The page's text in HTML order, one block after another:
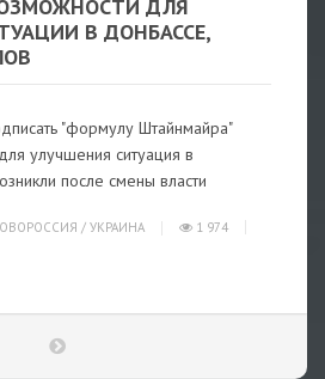
ДЛЯ
В ДОНБАССЕ,
"формулу Штайнмайра"
улучшения ситуация в
после смены власти
/ УКРАИНА
1 974